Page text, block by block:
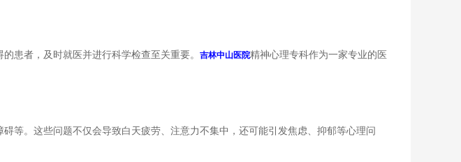
者，及时就医并进行科学检查至关重要。 吉林中山医院精神心理专科作为一家专业的医
。这些问题不仅会导致白天疲劳、注意力不集中，还可能引发焦虑、抑郁等心理问